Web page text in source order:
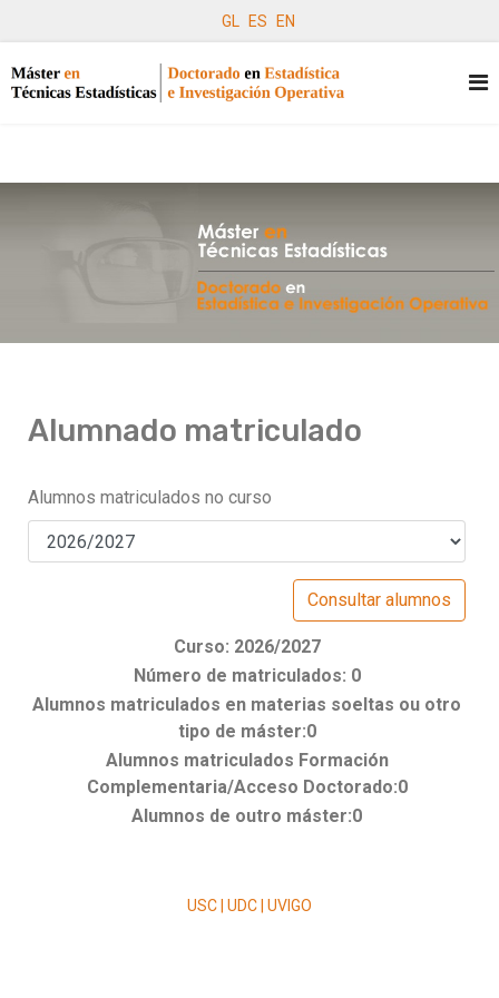
GL ES EN
Alumnado matriculado
Alumnos matriculados no curso
Curso: 2026/2027
Número de matriculados: 0
Alumnos matriculados en materias soeltas ou otro
tipo de máster:0
Alumnos matriculados Formación
Complementaria/Acceso Doctorado:0
Alumnos de outro máster:0
USC | UDC | UVIGO